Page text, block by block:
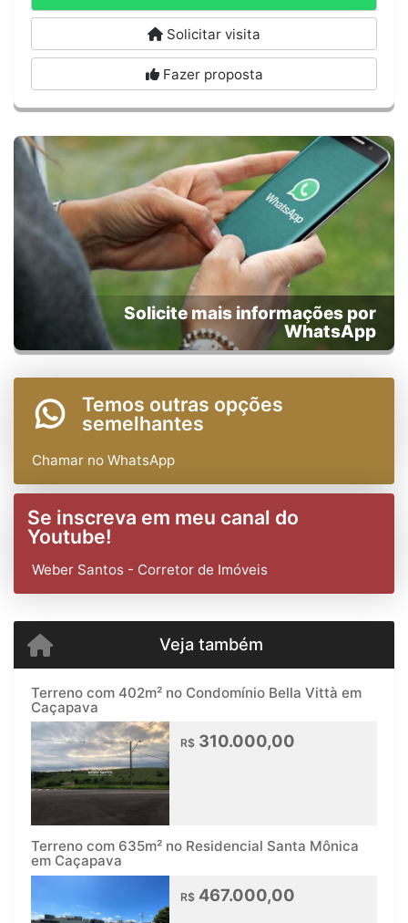
Solicitar visita
Fazer proposta
Solicite mais informações por
WhatsApp
Temos outras opções
semelhantes
Chamar no WhatsApp
Se inscreva em meu canal do
Youtube!
Weber Santos - Corretor de Imóveis
Veja também
Terreno com 402m² no Condomínio Bella Vittà em
Caçapava
R$ 310.000,00
Terreno com 635m² no Residencial Santa Mônica
em Caçapava
R$ 467.000,00